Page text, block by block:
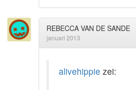
REBECCA VAN DE SANDE
januari 2013
alivehippie zei: